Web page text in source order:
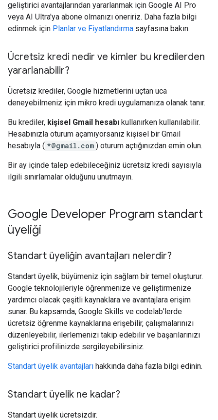
geliştirici avantajlarından yararlanmak için Google AI Pro
veya AI Ultra'ya abone olmanızı öneririz. Daha fazla bilgi
edinmek için Planlar ve Fiyatlandırma sayfasına bakın.
Ücretsiz kredi nedir ve kimler bu kredilerden
yararlanabilir?
Ücretsiz krediler, Google hizmetlerini uçtan uca
deneyebilmeniz için mikro kredi uygulamanıza olanak tanır.
Bu krediler, kişisel Gmail hesabı kullanırken kullanılabilir.
Hesabınızla oturum açamıyorsanız kişisel bir Gmail
hesabıyla ( *@gmail.com ) oturum açtığınızdan emin olun.
Bir ay içinde talep edebileceğiniz ücretsiz kredi sayısıyla
ilgili sınırlamalar olduğunu unutmayın.
Google Developer Program standart
üyeliği
Standart üyeliğin avantajları nelerdir?
Standart üyelik, büyümeniz için sağlam bir temel oluşturur.
Google teknolojileriyle öğrenmenize ve geliştirmenize
yardımcı olacak çeşitli kaynaklara ve avantajlara erişim
sunar. Bu kapsamda, Google Skills ve codelab'lerde
ücretsiz öğrenme kaynaklarına erişebilir, çalışmalarınızı
düzenleyebilir, ilerlemenizi takip edebilir ve başarılarınızı
geliştirici profilinizde sergileyebilirsiniz.
Standart üyelik avantajları hakkında daha fazla bilgi edinin.
Standart üyelik ne kadar?
Standart üyelik ücretsizdir.